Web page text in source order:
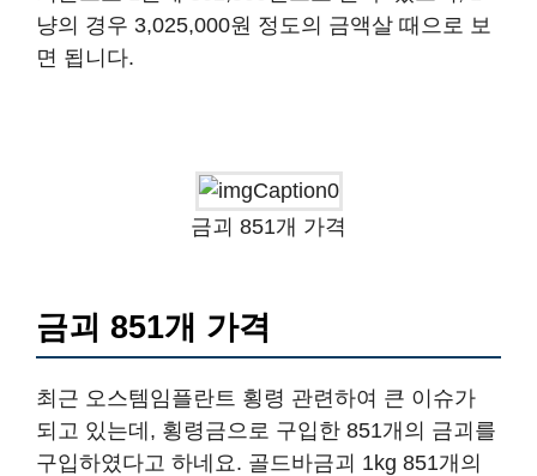
냥의 경우 3,025,000원 정도의 금액살 때으로 보
면 됩니다.
금괴 851개 가격
금괴 851개 가격
최근 오스템임플란트 횡령 관련하여 큰 이슈가
되고 있는데, 횡령금으로 구입한 851개의 금괴를
구입하였다고 하네요. 골드바금괴 1kg 851개의